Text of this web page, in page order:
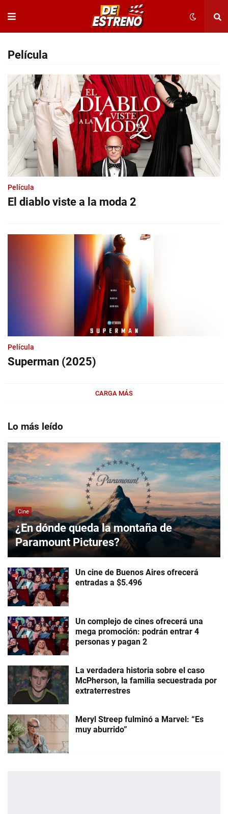
Película
Película
El diablo viste a la moda 2
Película
Superman (2025)
CARGA MÁS
Lo más leído
Cine
¿En dónde queda la montaña de
Paramount Pictures?
Un cine de Buenos Aires ofrecerá
entradas a $5.496
Un complejo de cines ofrecerá una
mega promoción: podrán entrar 4
personas y pagan 2
La verdadera historia sobre el caso
McPherson, la familia secuestrada por
extraterrestres
Meryl Streep fulminó a Marvel: “Es
muy aburrido”